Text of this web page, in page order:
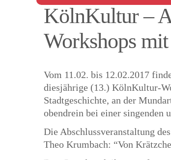
KölnKultur –
Workshops
Vom 11.02. bis 12.02.2017
diesjährige (13.) KölnKultur-
Stadtgeschichte, an der
obendrein bei einer singenden
Die Abschlussveranstaltung
Theo Krumbach: “Von